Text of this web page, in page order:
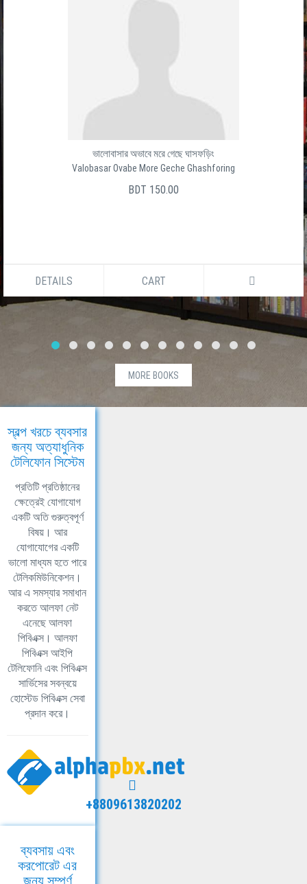
ভালোবাসার অভাবে মরে গেছে ঘাসফড়িং
Valobasar Ovabe More Geche Ghashforing
BDT 150.00
DETAILS CART
MORE BOOKS
স্বল্প খরচে ব্যবসার
জন্য অত্যাধুনিক
টেলিফোন সিস্টেম
প্রতিটি প্রতিষ্ঠানের
ক্ষেত্রেই যোগাযোগ
একটি অতি গুরুত্বপূর্ণ
বিষয়। আর
যোগাযোগের একটি
ভালো মাধ্যম হতে পারে
টেলিকমিউনিকেশন।
আর এ সমস্যার সমাধান
করতে আলফা নেট
এনেছে আলফা
পিবিএক্স। আলফা
পিবিএক্স আইপি
টেলিফোনি এবং পিবিএক্স
সার্ভিসের সবন্বয়ে
হোস্টেড পিবিএক্স সেবা
প্রদান করে।
+8809613820202
ব্যবসায় এবং
করপোরেট এর
জন্য সম্পূর্ণ